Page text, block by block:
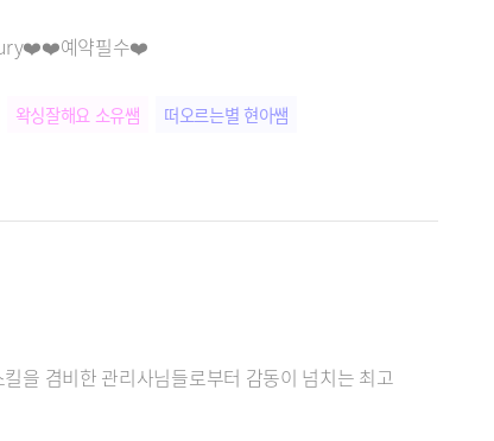
예약필수❤️
왁싱잘해요 소유쌤 떠오르는별 현아쌤
을 겸비한 관리사님들로부터 감동이 넘치는 최고